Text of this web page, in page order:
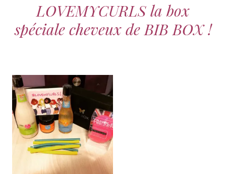
LOVEMYCURLS la box
spéciale cheveux de BIB BOX !